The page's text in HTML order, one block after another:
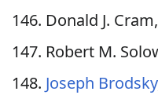
Donald J.
Robert M.
Joseph Brodsky